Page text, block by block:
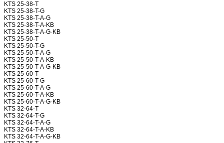
KTS 25-38-T
KTS 25-38-T-G
KTS 25-38-T-A-G
KTS 25-38-T-A-KB
KTS 25-38-T-A-G-KB
KTS 25-50-T
KTS 25-50-T-G
KTS 25-50-T-A-G
KTS 25-50-T-A-KB
KTS 25-50-T-A-G-KB
KTS 25-60-T
KTS 25-60-T-G
KTS 25-60-T-A-G
KTS 25-60-T-A-KB
KTS 25-60-T-A-G-KB
KTS 32-64-T
KTS 32-64-T-G
KTS 32-64-T-A-G
KTS 32-64-T-A-KB
KTS 32-64-T-A-G-KB